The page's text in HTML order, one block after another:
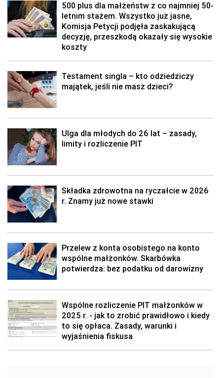
500 plus dla małżeństw z co najmniej 50-
letnim stażem. Wszystko już jasne,
Komisja Petycji podjęła zaskakującą
decyzję, przeszkodą okazały się wysokie
koszty
Testament singla – kto odziedziczy
majątek, jeśli nie masz dzieci?
Ulga dla młodych do 26 lat – zasady,
limity i rozliczenie PIT
Składka zdrowotna na ryczałcie w 2026
r. Znamy już nowe stawki
Przelew z konta osobistego na konto
wspólne małżonków. Skarbówka
potwierdza: bez podatku od darowizny
Wspólne rozliczenie PIT małżonków w
2025 r. - jak to zrobić prawidłowo i kiedy
to się opłaca. Zasady, warunki i
wyjaśnienia fiskusa